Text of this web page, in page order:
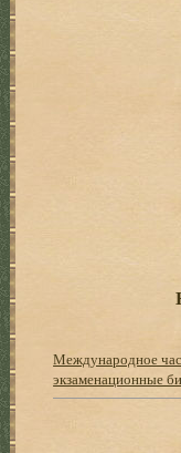
Международное
экзаменационные